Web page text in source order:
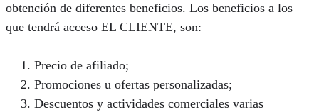
obtención de diferentes beneficios. Los beneficios a los
que tendrá acceso EL CLIENTE, son:
Precio de afiliado;
Promociones u ofertas personalizadas;
Descuentos y actividades comerciales varias